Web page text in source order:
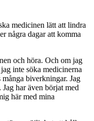
medicinen lätt att lindra
några dagar att komma
och höra. Och om jag
inte söka medicinerna
biverkningar. Jag
har även börjat med
här med mina